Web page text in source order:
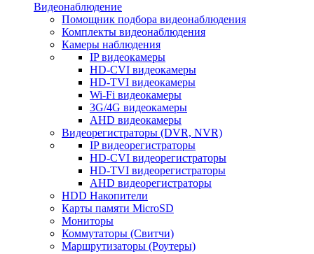
Видеонаблюдение
Помощник подбора видеонаблюдения
Комплекты видеонаблюдения
Камеры наблюдения
IP видеокамеры
HD-CVI видеокамеры
HD-TVI видеокамеры
Wi-Fi видеокамеры
3G/4G видеокамеры
AHD видеокамеры
Видеорегистраторы (DVR, NVR)
IP видеорегистраторы
HD-CVI видеорегистраторы
HD-TVI видеорегистраторы
AHD видеорегистраторы
HDD Накопители
Карты памяти MicroSD
Мониторы
Коммутаторы (Свитчи)
Маршрутизаторы (Роутеры)